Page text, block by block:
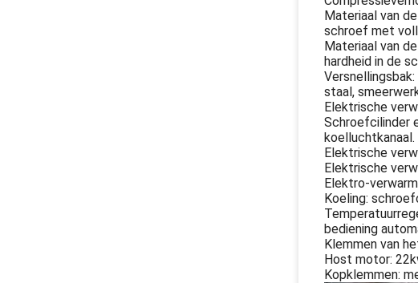
Materiaal van
schroef met
Materiaal van
hardheid in de
staal,
Elektrische
Schroefcilinder
koelluchtkanaal.
Elektrische
Elektrische
Elektro-
Koeling:
bediening
Klemmen van
Host motor:
Kopklemmen: